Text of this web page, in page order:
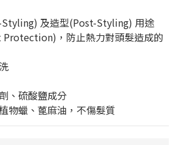
Styling) 及造型(Post-Styling) 用途
Protection)，防止熱力對頭髮造成的
、硫酸鹽成分
物蠟、蓖麻油，不傷髮質